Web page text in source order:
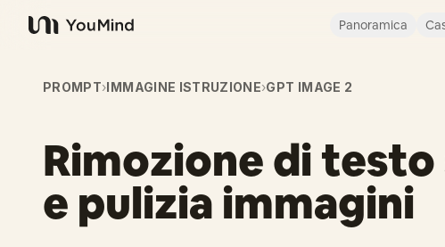
YouMind
Panoramica
PROMPT›IMMAGINE ISTRUZIONE›GPT IMAGE 2
Rimozione di
e pulizia immagini